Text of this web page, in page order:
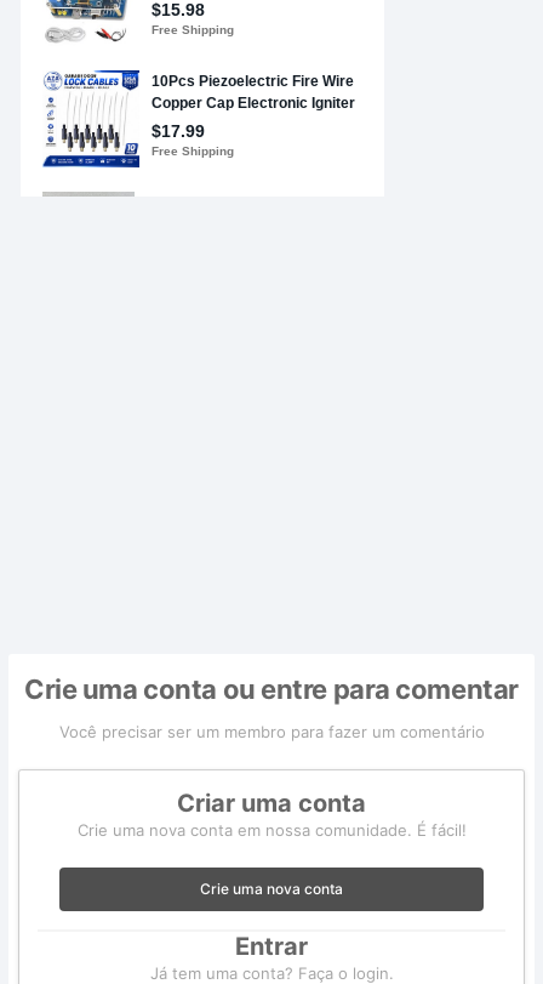
Crie uma conta ou entre para comentar
Você precisar ser um membro para fazer um comentário
Criar uma conta
Crie uma nova conta em nossa comunidade. É fácil!
Crie uma nova conta
Entrar
Já tem uma conta? Faça o login.